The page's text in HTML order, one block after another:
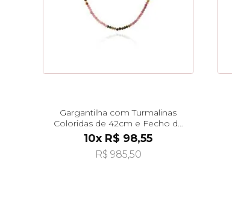
Gargantilha com Turmalinas
Coloridas de 42cm e Fecho de
Ouro 18k ga07663
10x R$ 98,55
R$ 985,50